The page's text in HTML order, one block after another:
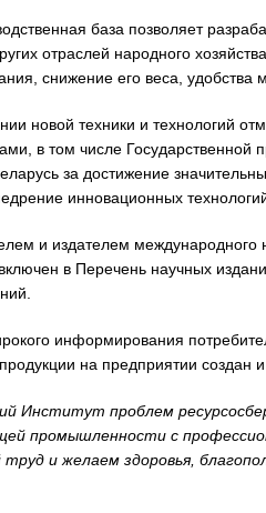
база позволяет
отраслей народного
снижение его веса, удобства
новой техники и технологий
в том числе
за достижение
инновационных
и издателем международного
в Перечень научных
информирования
на предприятии создан
Институт проблем
промышленности с
и желаем здоровья,